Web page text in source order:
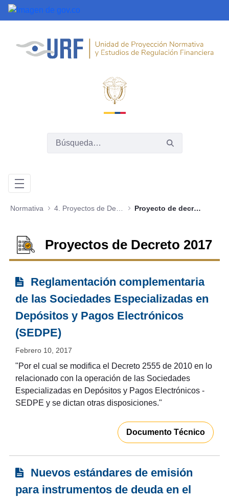
Saltar al contenido principal
Normativa Proyecto de decreto 2017
Proyectos de Decreto 2017
Reglamentación complementaria
de las Sociedades Especializadas en
Depósitos y Pagos Electrónicos
(SEDPE)
Febrero 10, 2017
"Por el cual se modifica el Decreto 2555 de 2010 en lo
relacionado con la operación de las Sociedades
Especializadas en Depósitos y Pagos Electrónicos -
SEDPE y se dictan otras disposiciones."
Documento Técnico
Nuevos estándares de emisión
para instrumentos de deuda en el